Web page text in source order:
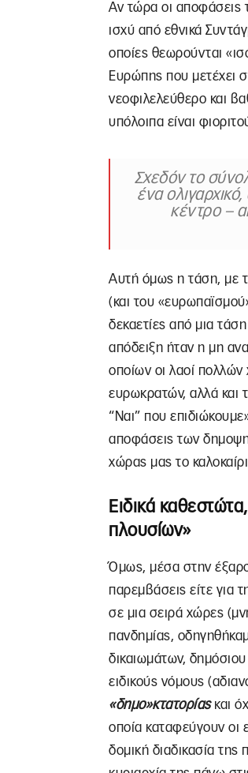
Αν τώρα οι αποφάσεις
ισχύ από εθνικά
οποίες θεωρούνται
Ευρώπης που μετέχει
νεοφιλελεύθερο και
υπόλοιπα είναι
Σχεδόν το
ένα
κέντρο –
Αυτή όμως η τάση, με
(και του
δεκαετίες από μια
απόδειξη ήταν η μη
οποίων οι λαοί
ευρωκρατών, αλλά και
“Ναι” που
αποφάσεις των
χώρας μας το
Ειδικά
πλουσίων»
Όμως, μέσα στην
παρεμβάσεις είτε για
σε μια σειρά χώρες
πανδημίας,
δικαιωμάτων,
ειδικούς νόμους
«δημο»κτατορίαςκαι
οποία καταφεύγουν οι
δομική διαδικασία